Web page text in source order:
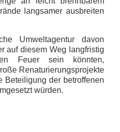
langsamer ausbreiten
Umweltagentur davon
auf diesem Weg langfristig
Feuer sein könnten,
Renaturierungsprojekte
Beteiligung der betroffenen
würden.